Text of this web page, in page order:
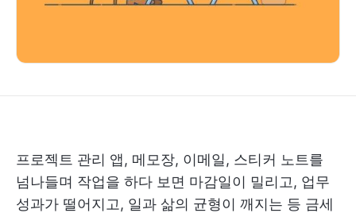
프로젝트 관리 앱, 메모장, 이메일, 스티커 노트를
넘나들며 작업을 하다 보면 마감일이 밀리고, 업무
성과가 떨어지고, 일과 삶의 균형이 깨지는 등 금세